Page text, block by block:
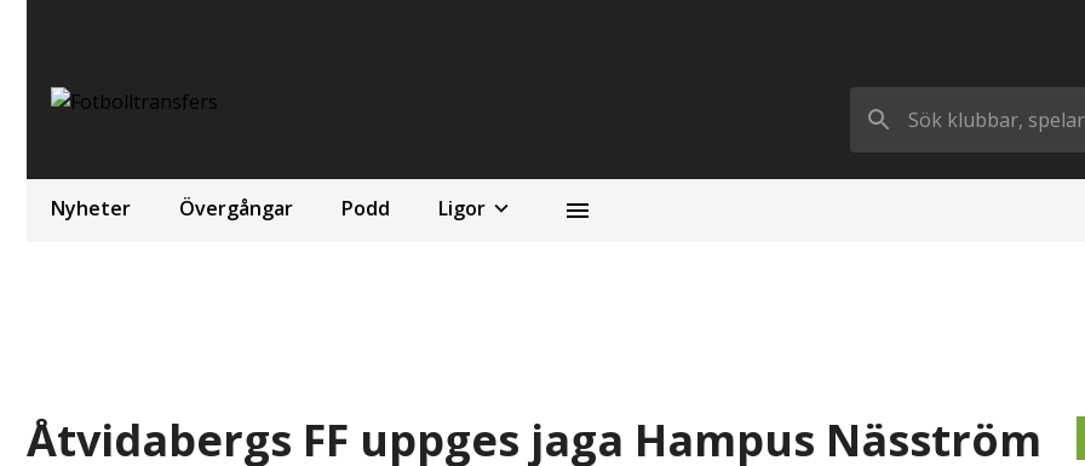
Nyheter Övergångar Podd Ligor
Åtvidabergs FF uppges jaga Hampus Näsström